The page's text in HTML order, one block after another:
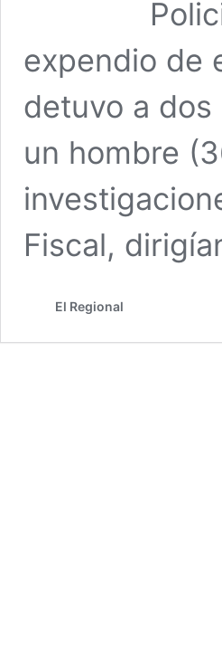
expendio de
detuvo a
un hombre
Fiscal,
El Regional